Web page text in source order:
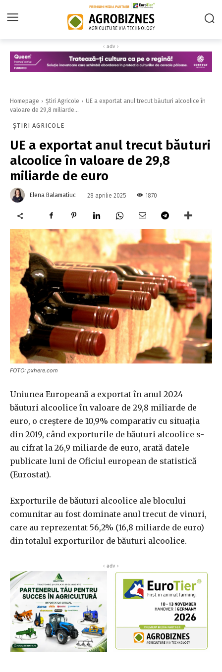
‹ adv ›
Homepage Știri Agricole
UE a exportat anul trecut băuturi alcoolice în
valoare de 29,8 miliarde...
ȘTIRI AGRICOLE
UE a exportat anul trecut băuturi
alcoolice în valoare de 29,8
miliarde de euro
Elena Balamatiuc 28 aprilie 2025 1870
FOTO: pxhere.com
Uniunea Europeană a exportat în anul 2024
băuturi alcoolice în valoare de 29,8 miliarde de
euro, o creştere de 10,9% comparativ cu situaţia
din 2019, când exporturile de băuturi alcoolice s-
au cifrat la 26,9 miliarde de euro, arată datele
publicate luni de Oficiul european de statistică
(Eurostat).
Exporturile de băuturi alcoolice ale blocului
comunitar au fost dominate anul trecut de vinuri,
care au reprezentat 56,2% (16,8 miliarde de euro)
din totalul exporturilor de băuturi alcoolice.
‹ adv ›